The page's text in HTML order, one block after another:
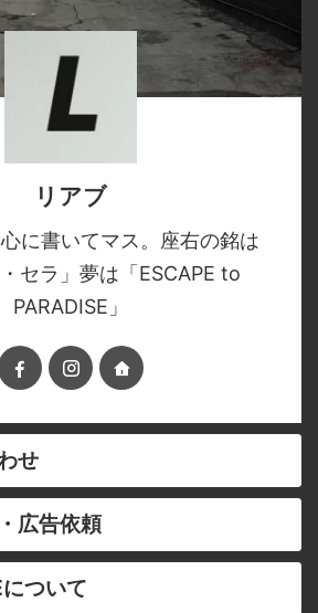
リアブ
に書いてマス。座右の銘は
・セラ」夢は「ESCAPE to
PARADISE」
せ
広告依頼
ついて